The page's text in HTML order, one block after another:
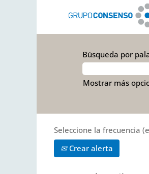
Búsqueda por
Mostrar más
Seleccione la frecuencia
Crear alerta